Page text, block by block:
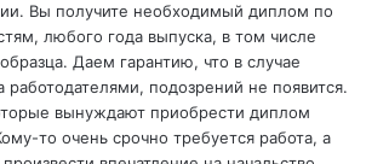
Вы получите необходимый диплом по
любого года выпуска, в том числе
Даем гарантию, что в случае
работодателями, подозрений не появится.
вынуждают приобрести диплом
то очень срочно требуется работа, а